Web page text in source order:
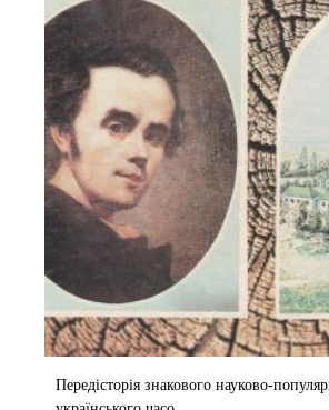
Передісторія знакового науково-